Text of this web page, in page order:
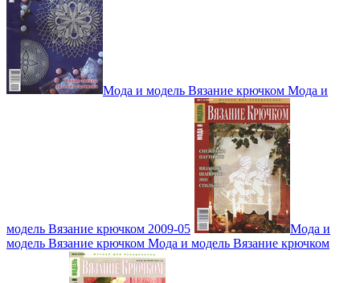
Мода и модель Вязание крючком Мода и
модель Вязание крючком 2009-05
Мода и
модель Вязание крючком Мода и модель Вязание крючком